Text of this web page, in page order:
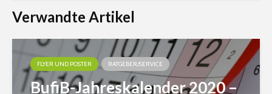
Verwandte Artikel
FLYER UND POSTER RATGEBER/SERVICE
BufiB-Jahreskalender 2020 –